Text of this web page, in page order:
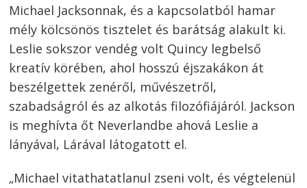
Michael Jacksonnak, és a kapcsolatból hamar
mély kölcsönös tisztelet és barátság alakult ki.
Leslie sokszor vendég volt Quincy legbelső
kreatív körében, ahol hosszú éjszakákon át
beszélgettek zenéről, művészetről,
szabadságról és az alkotás filozófiájáról. Jackson
is meghívta őt Neverlandbe ahová Leslie a
lányával, Lárával látogatott el.
„Michael vitathatatlanul zseni volt, és végtelenül